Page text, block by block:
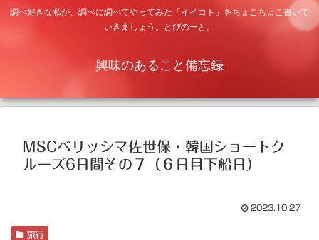
調べ好きな私が、調べに調べてやってみた「イイコト」をちょこちょこ書いて
いきましょう。とびのーと。
興味のあること備忘録
MSCベリッシマ佐世保・韓国ショートク
ルーズ6日間その７（６日目下船日）
2023.10.27
旅行